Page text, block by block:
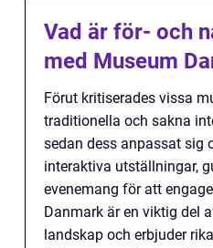
Vad är för- och
med Museum
Förut kritiserades vissa
traditionella och sakna
sedan dess anpassat sig
interaktiva utställningar,
evenemang för att
Danmark är en viktig del
landskap och erbjuder